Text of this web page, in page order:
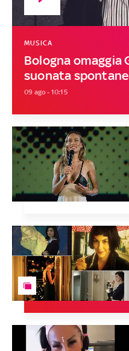
Bologna omaggia
suonata
MUSICA
09 ago - 10:15